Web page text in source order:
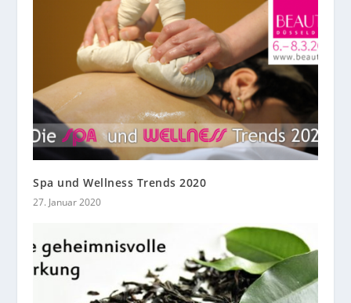
Spa und Wellness Trends 2020
27. Januar 2020